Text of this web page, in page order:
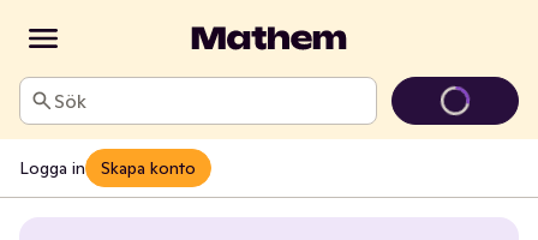
Sök
Logga in Skapa konto